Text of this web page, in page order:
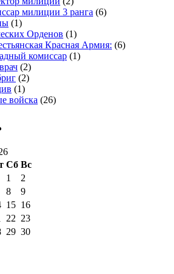
милиции 3 ранга (6)
(1)
Орденов (1)
Красная Армия: (6)
комиссар (1)
(2)
(2)
(1)
войска (26)
Сб Вс
1
2
8
9
15 16
22 23
29 30